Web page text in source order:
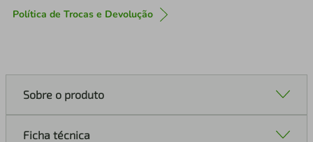
Política de Trocas e Devolução
Sobre o produto
Ficha técnica